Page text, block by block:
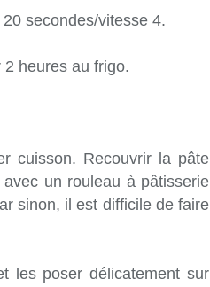
secondes/vitesse 4.
heures au frigo.
cuisson. Recouvrir la pâte
un rouleau à pâtisserie
sinon, il est difficile de faire
les poser délicatement sur